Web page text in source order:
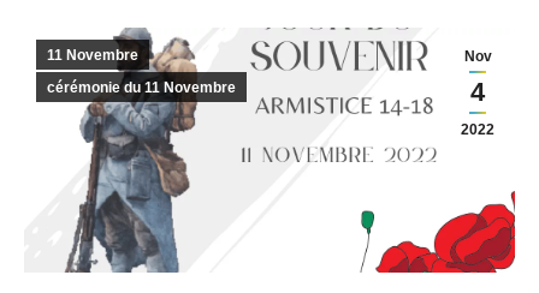
Nov
4
2022
11 Novembre
cérémonie du 11 Novembre